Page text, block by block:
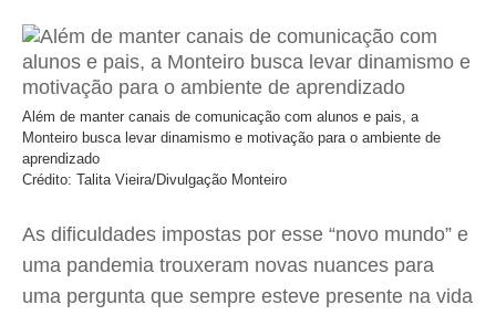
Além de manter canais de comunicação com alunos e pais, a
Monteiro busca levar dinamismo e motivação para o ambiente de
aprendizado
Crédito: Talita Vieira/Divulgação Monteiro
As dificuldades impostas por esse “novo mundo” e
uma pandemia trouxeram novas nuances para
uma pergunta que sempre esteve presente na vida